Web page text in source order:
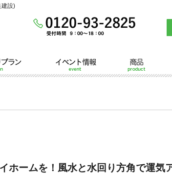
建設)
ン イベント情報 商品 スタ
ホームを！風水と水回り方角で運気